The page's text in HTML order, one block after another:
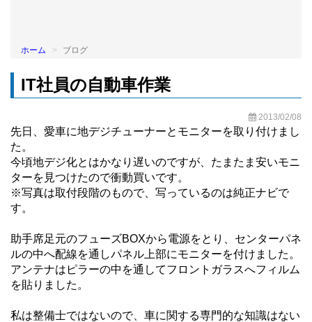
ホーム ブログ
IT社員の自動車作業
2013/02/08
先日、愛車に地デジチューナーとモニターを取り付けまし
た。
今頃地デジ化とはかなり遅いのですが、たまたま安いモニ
ターを見つけたので衝動買いです。
※写真は取付段階のもので、写っているのは純正ナビで
す。
助手席足元のフューズBOXから電源をとり、センターパネ
ルの中へ配線を通しパネル上部にモニターを付けました。
アンテナはピラーの中を通してフロントガラスへフィルム
を貼りました。
私は整備士ではないので、車に関する専門的な知識はない